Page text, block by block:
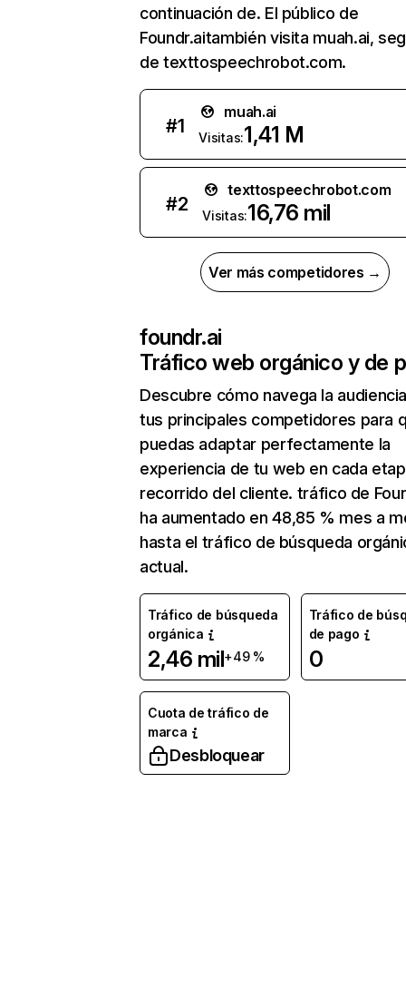
continuación de. El público de
Foundr.aitambién visita muah.ai,
de texttospeechrobot.com.
#1
muah.ai
Visitas:1,41 M
#2
texttospeechrobot.com
Visitas:16,76 mil
Ver más competidores →
foundr.ai
Tráfico web orgánico y de
Descubre cómo navega la
tus principales competidores para
puedas adaptar perfectamente la
experiencia de tu web en cada
recorrido del cliente. tráfico de
ha aumentado en 48,85 % mes a
hasta el tráfico de búsqueda
actual.
Tráfico de búsqueda
orgánica
2,46 mil+49 %
Tráfico de
de pago
0
Cuota de tráfico de
marca
Desbloquear